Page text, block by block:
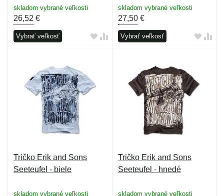
skladom vybrané veľkosti
26,52 €
Vybrať veľkosť
skladom vybrané veľkosti
27,50€
Vybrať veľkosť
Tričko Erik and Sons
Seeteufel - biele
skladom vybrané veľkosti
Tričko Erik and Sons
Seeteufel - hnedé
skladom vybrané veľkosti